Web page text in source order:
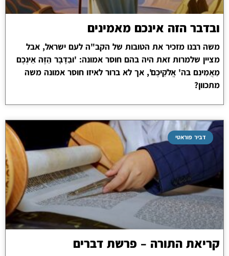
ובדבר הזה אינכם מאמינים
משה רבנו מזכיר את הטובות של הקב"ה לעם ישראל, אבל
מציין שלמרות זאת היה בהם חוסר אמונה: 'וּבַדָּבָר הַזֶּה אֵינְכֶם
מַאֲמִינִם בה' אֱלֹקֵיכֶם', אך לא ברור לאיזו חוסר אמונה משה
מתכוון?
דביר פוראטי
קריאת התורה – פרשת דברים